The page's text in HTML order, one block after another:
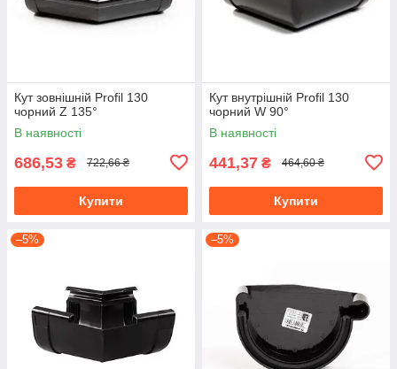
Кут зовнішній Profil 130
чорний Z 135°
В наявності
686,53 ₴ 722,66 ₴
Купити
Кут внутрішній Profil 130
чорний W 90°
В наявності
441,37 ₴ 464,60 ₴
Купити
–5% –5%